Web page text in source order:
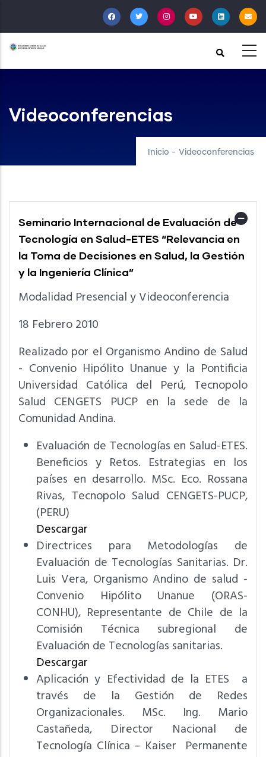
al
contenido
principal
Videoconferencias
Inicio - Videoconferencias
Seminario Internacional de Evaluación de
Tecnología en Salud-ETES “Relevancia en
la Toma de Decisiones en Salud, la Gestión
y la Ingeniería Clínica”
Modalidad Presencial y Videoconferencia
18 Febrero 2010
Realizado por el Organismo Andino de Salud
- Convenio Hipólito Unanue y la Pontificia
Universidad Católica del Perú, Tecnopolo
Salud CENGETS PUCP en la sede de la
Comunidad Andina.
Evaluación de Tecnologías en Salud-ETES.
Beneficios y Retos. Estrategias en los
países en desarrollo. MSc. Eco. Rossana
Rivas, Tecnopolo Salud CENGETS-PUCP,
(PERU)
Descargar
Directrices para Metodologías de
Evaluación de Tecnologías Sanitarias. Dr.
Luis Vera, Organismo Andino de salud -
Convenio Hipólito Unanue (ORAS-
CONHU), Representante de Chile de la
Comisión Técnica subregional de
Evaluación de Tecnologías sanitarias.
Descargar
Aplicación y Efectividad de la ETES a
través de la Gestión de Redes
Organizacionales. MSc. Ing. Mario
Castañeda, Director Nacional de
Tecnología Clínica – Kaiser Permanente